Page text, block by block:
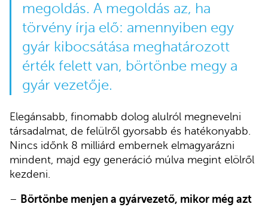
megoldás. A megoldás az, ha
törvény írja elő: amennyiben egy
gyár kibocsátása meghatározott
érték felett van, börtönbe megy a
gyár vezetője.
Elegánsabb, finomabb dolog alulról megnevelni
társadalmat, de felülről gyorsabb és hatékonyabb.
Nincs időnk 8 milliárd embernek elmagyarázni
mindent, majd egy generáció múlva megint elölről
kezdeni.
– Börtönbe menjen a gyárvezető, mikor még azt